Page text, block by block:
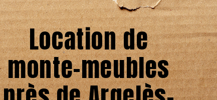
Location de
monte-meubles